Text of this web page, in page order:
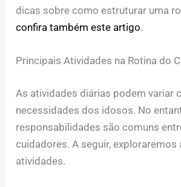
dicas sobre como estruturar uma
confira também este artigo.
Principais Atividades na Rotina do
As atividades diárias podem variar
necessidades dos idosos. No
responsabilidades são comuns
cuidadores. A seguir, exploraremos
atividades.